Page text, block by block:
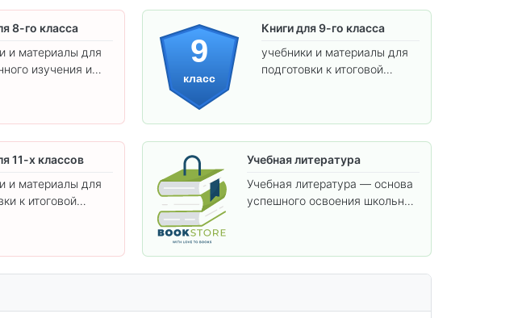
8-го класса
и материалы для
изучения и
9
класс
Книги для 9-го класса
учебники и материалы для
подготовки к итоговой
11-х классов
и материалы для
к итоговой
Учебная литература
Учебная литература — основа
успешного освоения школьной